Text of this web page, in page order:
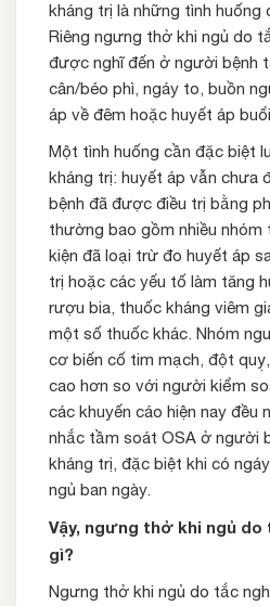
kháng trị là những tình huống
Riêng ngưng thở khi ngủ do
được nghĩ đến ở người bệnh
cân/béo phì, ngáy to, buồn
áp về đêm hoặc huyết áp
Một tình huống cần đặc biệt
kháng trị: huyết áp vẫn chưa
bệnh đã được điều trị bằng
thường bao gồm nhiều nhóm
kiện đã loại trừ đo huyết áp
trị hoặc các yếu tố làm tăng
rượu bia, thuốc kháng viêm
một số thuốc khác. Nhóm
cơ biến cố tim mạch, đột
cao hơn so với người kiểm
các khuyến cáo hiện nay đều
nhắc tầm soát OSA ở người
kháng trị, đặc biệt khi có
ngủ ban ngày.
Vậy, ngưng thở khi ngủ do
gì?
Ngưng thở khi ngủ do tắc